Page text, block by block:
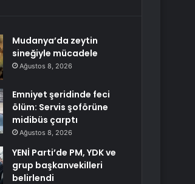
Mudanya’da zeytin
sineğiyle mücadele
Ağustos 8, 2026
Emniyet şeridinde feci
ölüm: Servis şoförüne
midibüs çarptı
Ağustos 8, 2026
YENİ Parti’de PM, YDK ve
grup başkanvekilleri
belirlendi